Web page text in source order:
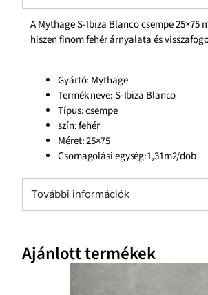
A Mythage S-Ibiza Blanco csempe
hiszen finom fehér árnyalata és
Gyártó: Mythage
Termék neve: S-Ibiza Blanco
Típus: csempe
szín: fehér
Méret: 25×75
Csomagolási egység:1,31m2/dob
További információk
Ajánlott termékek